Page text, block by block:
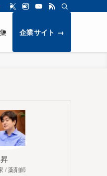
企業サイト →
/ 薬剤師